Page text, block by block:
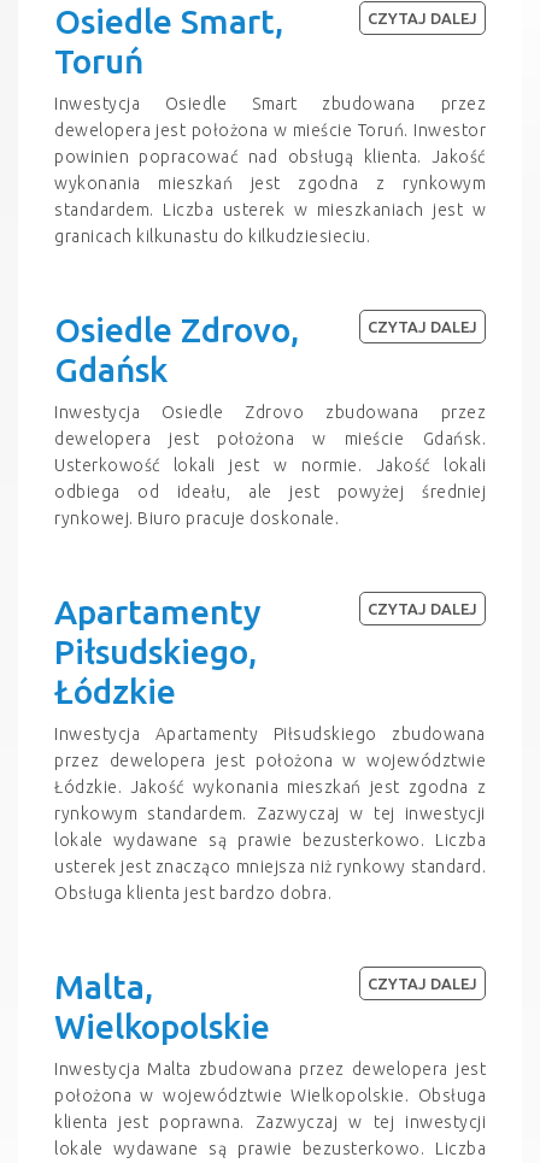
Osiedle Smart,
Toruń
Inwestycja Osiedle Smart zbudowana przez
dewelopera jest położona w mieście Toruń. Inwestor
powinien popracować nad obsługą klienta. Jakość
wykonania mieszkań jest zgodna z rynkowym
standardem. Liczba usterek w mieszkaniach jest w
granicach kilkunastu do kilkudziesieciu.
CZYTAJ DALEJ
Osiedle Zdrovo,
Gdańsk
Inwestycja Osiedle Zdrovo zbudowana przez
dewelopera jest położona w mieście Gdańsk.
Usterkowość lokali jest w normie. Jakość lokali
odbiega od ideału, ale jest powyżej średniej
rynkowej. Biuro pracuje doskonale.
CZYTAJ DALEJ
Apartamenty
Piłsudskiego,
Łódzkie
Inwestycja Apartamenty Piłsudskiego zbudowana
przez dewelopera jest położona w województwie
Łódzkie. Jakość wykonania mieszkań jest zgodna z
rynkowym standardem. Zazwyczaj w tej inwestycji
lokale wydawane są prawie bezusterkowo. Liczba
usterek jest znacząco mniejsza niż rynkowy standard.
Obsługa klienta jest bardzo dobra.
CZYTAJ DALEJ
Malta,
Wielkopolskie
Inwestycja Malta zbudowana przez dewelopera jest
położona w województwie Wielkopolskie. Obsługa
klienta jest poprawna. Zazwyczaj w tej inwestycji
lokale wydawane są prawie bezusterkowo. Liczba
CZYTAJ DALEJ